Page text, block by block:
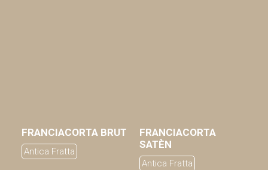
FRANCIACORTA BRUT
Antica Fratta
AGGIUNGI AL CARRELLO
FRANCIACORTA
SATÈN
Antica Fratta